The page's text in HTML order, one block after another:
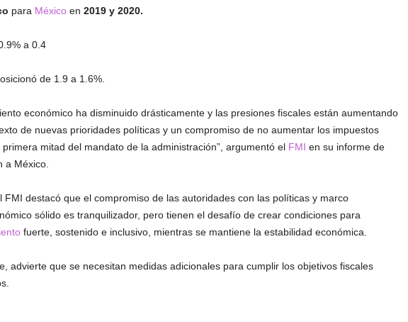
para Méxicoen 2019 y 2020.
a 0.4
de 1.9 a 1.6%.
económico ha disminuido drásticamente y las presiones fiscales están aumentando
de nuevas prioridades políticas y un compromiso de no aumentar los impuestos
mitad del mandato de la administración”, argumentó el FMI en su informe de
a México.
FMI destacó que el compromiso de las autoridades con las políticas y marco
sólido es tranquilizador, pero tienen el desafío de crear condiciones para
fuerte, sostenido e inclusivo, mientras se mantiene la estabilidad económica.
advierte que se necesitan medidas adicionales para cumplir los objetivos fiscales